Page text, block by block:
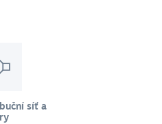
síť a